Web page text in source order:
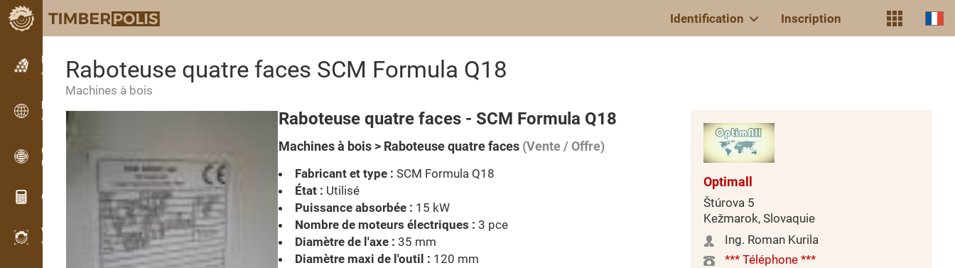
Identification Inscription
Petites annonces
Annonces texte
Petites annonces
Annonces internationales
OPTI-TIMB
Plans de débit
Calculateurs pour le bois
WoodProfi
Volume de bois avec IA
Raboteuse quatre faces SCM Formula Q18
Machines à bois
Raboteuse quatre faces - SCM Formula Q18
Machines à bois > Raboteuse quatre faces (Vente / Offre)
Fabricant et type : SCM Formula Q18
État : Utilisé
Puissance absorbée : 15 kW
Nombre de moteurs électriques : 3 pce
Diamètre de l'axe : 35 mm
Diamètre maxi de l'outil : 120 mm
Optimall
Štúrova 5
Kežmarok, Slovaquie
Ing. Roman Kurila
*** Téléphone ***